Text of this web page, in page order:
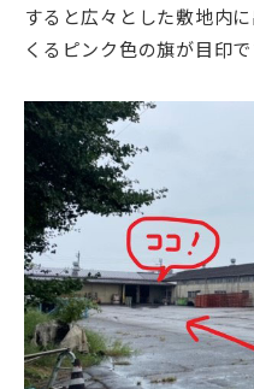
すると広々とした敷地内
くるピンク色の旗が目印で